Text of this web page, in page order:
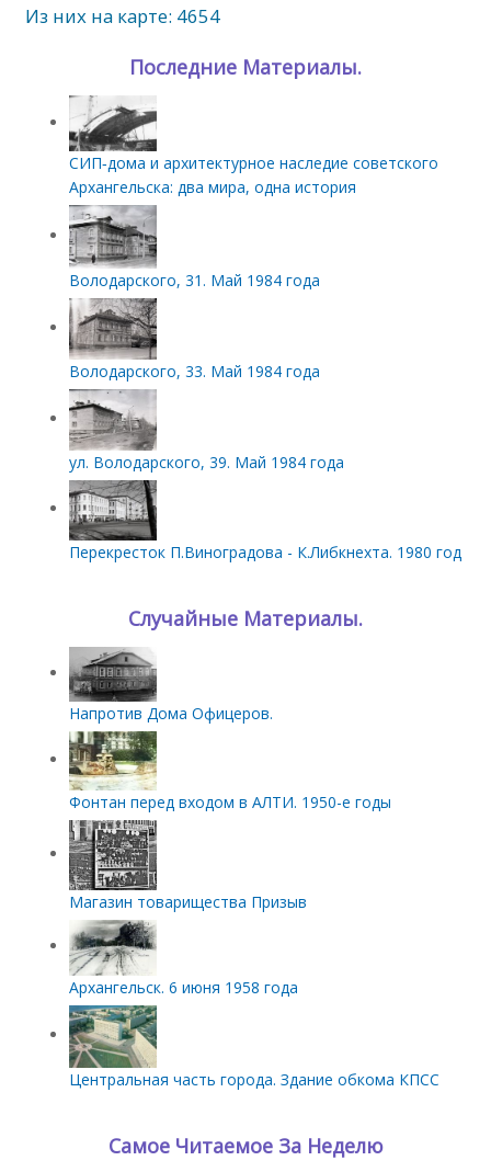
Из них на карте: 4654
Последние Материалы.
СИП‑дома и архитектурное наследие советского
Архангельска: два мира, одна история
Володарского, 31. Май 1984 года
Володарского, 33. Май 1984 года
ул. Володарского, 39. Май 1984 года
Перекресток П.Виноградова - К.Либкнехта. 1980 год
Случайные Материалы.
Напротив Дома Офицеров.
Фонтан перед входом в АЛТИ. 1950-е годы
Магазин товарищества Призыв
Архангельск. 6 июня 1958 года
Центральная часть города. Здание обкома КПСС
Самое Читаемое За Неделю